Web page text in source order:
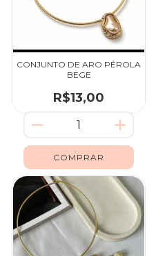
CONJUNTO DE ARO PÉROLA
BEGE
R$13,00